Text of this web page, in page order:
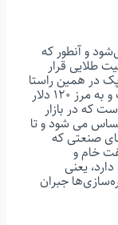
و آنطور که
طلایی قرار
در همین راستا
به ایسنا گفت: قیمت‌ها در حال افزایش است و به مرز ۱۲۰ دلار
که در بازار
می شود و تا
صنعتی که
خام و
دارد، یعنی
جبران